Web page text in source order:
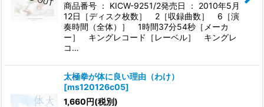
商品番号 ： KICW-9251/2発売日 ： 2010年5月
12日［ディスク枚数］ 2［収録曲数］ 6［演
奏時間（全体）］ 1時間37分54秒［メーカ
ー］ キングレコード［レーベル］ キングレ
コ…
太極拳が体に良い理由（わけ）
[ms120126c05]
1,660円(税別)